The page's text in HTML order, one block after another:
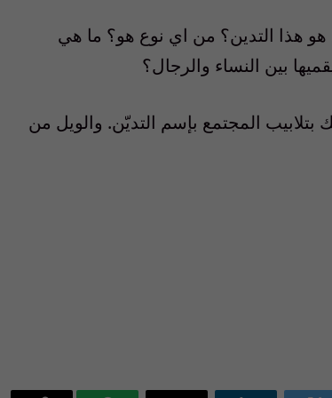
هو هذا التدين؟ من اي نوع هو؟ ما هي
بين النساء والرجال؟
المجتمع بإسم التديّن. والويل من